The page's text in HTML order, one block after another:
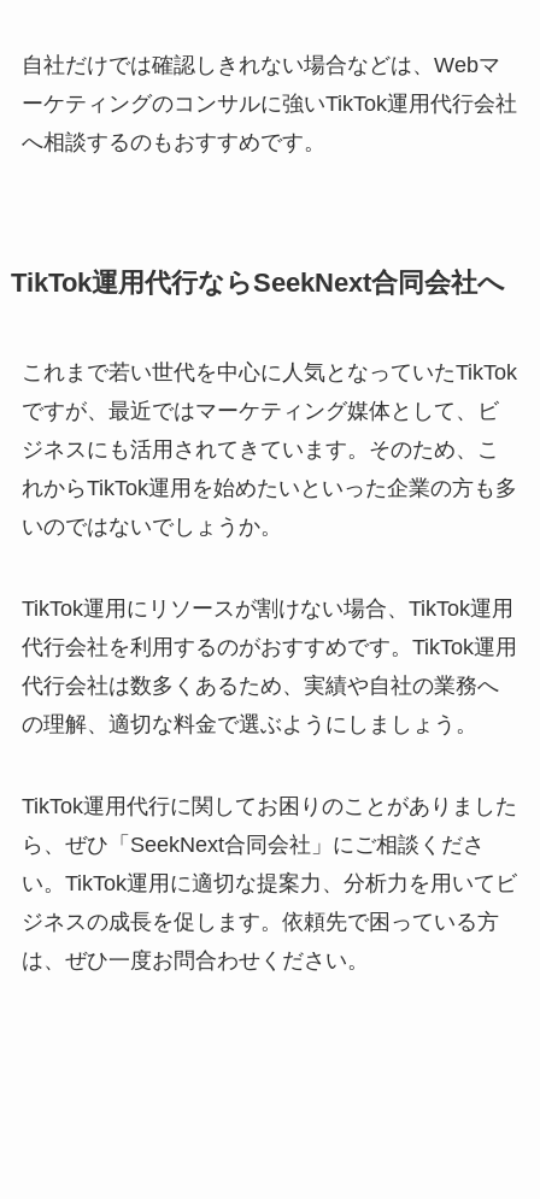
自社だけでは確認しきれない場合などは、Webマ
ーケティングのコンサルに強いTikTok運用代行会社
へ相談するのもおすすめです。
TikTok運用代行ならSeekNext合同会社へ
これまで若い世代を中心に人気となっていたTikTok
ですが、最近ではマーケティング媒体として、ビ
ジネスにも活用されてきています。そのため、こ
れからTikTok運用を始めたいといった企業の方も多
いのではないでしょうか。
TikTok運用にリソースが割けない場合、TikTok運用
代行会社を利用するのがおすすめです。TikTok運用
代行会社は数多くあるため、実績や自社の業務へ
の理解、適切な料金で選ぶようにしましょう。
TikTok運用代行に関してお困りのことがありました
ら、ぜひ「SeekNext合同会社」にご相談くださ
い。TikTok運用に適切な提案力、分析力を用いてビ
ジネスの成長を促します。依頼先で困っている方
は、ぜひ一度お問合わせください。